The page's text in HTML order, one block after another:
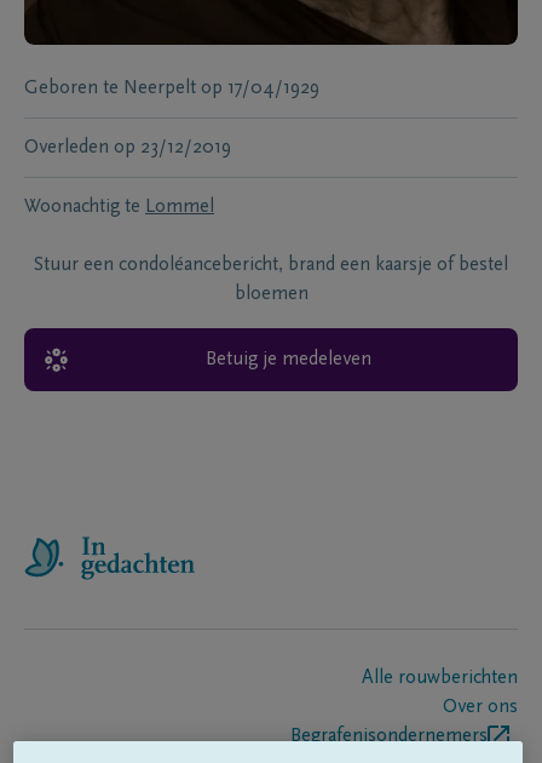
Geboren te Neerpelt op 17/04/1929
Overleden op 23/12/2019
Woonachtig te Lommel
Stuur een condoléancebericht, brand een kaarsje of bestel
bloemen
Betuig je medeleven
Alle rouwberichten
Over ons
Begrafenisondernemers